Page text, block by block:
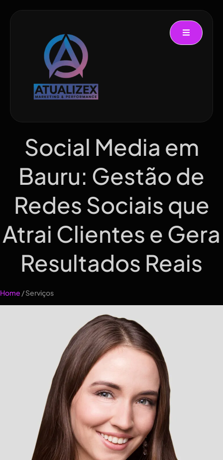
Social Media em
Bauru: Gestão de
Redes Sociais que
Atrai Clientes e Gera
Resultados Reais
Home / Serviços